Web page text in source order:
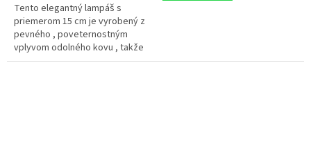
hviezdičiek.
Tento elegantný lampáš s
priemerom 15 cm je vyrobený z
pevného , ​​poveternostným
vplyvom odolného kovu , takže
vám vydrží mnoho sezón.